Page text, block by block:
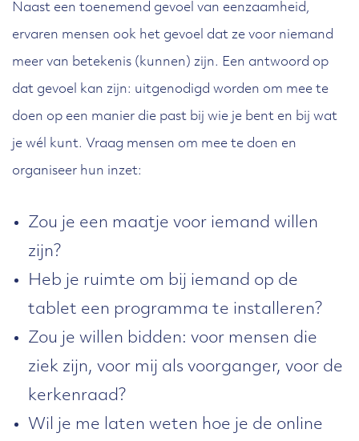
Naast een toenemend gevoel van eenzaamheid,
ervaren mensen ook het gevoel dat ze voor niemand
meer van betekenis (kunnen) zijn. Een antwoord op
dat gevoel kan zijn: uitgenodigd worden om mee te
doen op een manier die past bij wie je bent en bij wat
je wél kunt. Vraag mensen om mee te doen en
organiseer hun inzet:
Zou je een maatje voor iemand willen
zijn?
Heb je ruimte om bij iemand op de
tablet een programma te installeren?
Zou je willen bidden: voor mensen die
ziek zijn, voor mij als voorganger, voor de
kerkenraad?
Wil je me laten weten hoe je de online